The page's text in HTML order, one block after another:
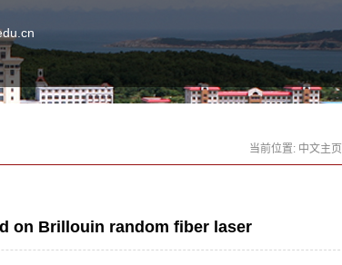
当前位置: 中文主页
on Brillouin random fiber laser